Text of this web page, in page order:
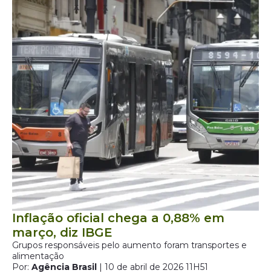
Inflação oficial chega a 0,88% em
março, diz IBGE
Grupos responsáveis pelo aumento foram transportes e
alimentação
Por: Agência Brasil | 10 de abril de 2026 11H51